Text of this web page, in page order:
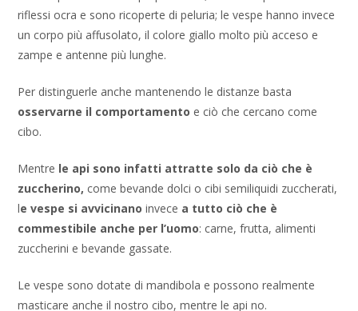
riflessi ocra e sono ricoperte di peluria; le vespe hanno invece
un corpo più affusolato, il colore giallo molto più acceso e
zampe e antenne più lunghe.
Per distinguerle anche mantenendo le distanze basta
osservarne il comportamento e ciò che cercano come
cibo.
Mentre le api sono infatti attratte solo da ciò che è
zuccherino, come bevande dolci o cibi semiliquidi zuccherati,
le vespe si avvicinano invece a tutto ciò che è
commestibile anche per l’uomo: carne, frutta, alimenti
zuccherini e bevande gassate.
Le vespe sono dotate di mandibola e possono realmente
masticare anche il nostro cibo, mentre le api no.